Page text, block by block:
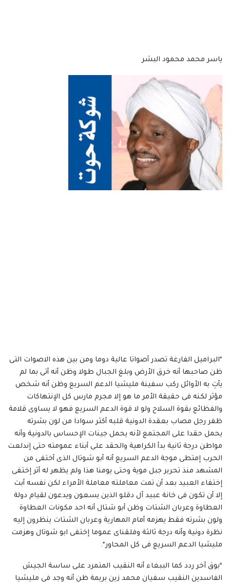
ياسر محمد محمود البشر
*البراميل الفارغة تصدر أصواتا عالية دوما ومن بين هذه الاصوات التى
ظن صاحبها أنه خرق الأرض وبلغ الجبال طولا وظن أنه أتى بما لم
يأتِ به الأوائل ركب سفينة مليشيا الدعم السريع وظن أنه شخص
مؤثر لكنه فى حقيقة الأمر ما هو إلا مجرم مارس كل الإنتهاكات
والفظائع بقوة السلاح ولو لا قوة الدعم السريع فهو لا يساوى قلامة
ظفر رجل مصاب بعقدة الدونية قلبه أكثر سوادا من لون بشرته
يحمل حقدا على المجتمع لأنه يحمل جينات الإحساس بالدونية وأنه
مواطن درجة ثانية بدأ الكراهية والحقد على أبناء عمومته حتى إندلعت
الحرب إمتطى موجة الدعم السريع أنه أبو شوتال الذى أختفى من
المشهد منذ تحرير جبل موية وحتى يومنا هذا ولم يظهر له أثر إختفى
إختفاء العبيد بعد أن تمت معاملته معاملة الأمراء لكن نفسه أبت
إلا أن تكون فى خانة عبيد آل دقلو الذين يسعون ويدعون لقيام دولة
العطاوة وعربان الشتات وظن أبو شتال أنه احد مكونات العطاوة
ولون بشرته فقط يهزمه أمام المهارية وعربان الشتات ينظرون إليه
نظرة دونية وأنه درجة ثالثة وفلقناى عموما إختفى ابو شوتال وهزمت
مليشيا الدعم السريع فى كل المحاور*.
*بوق آخر ردد كما الببغاء أنه النقيب المتمرد على ساسة الجيش
الفاسدين النقيب سفيان محمد زين بريمة ظن أنه وجد فى مليشيا